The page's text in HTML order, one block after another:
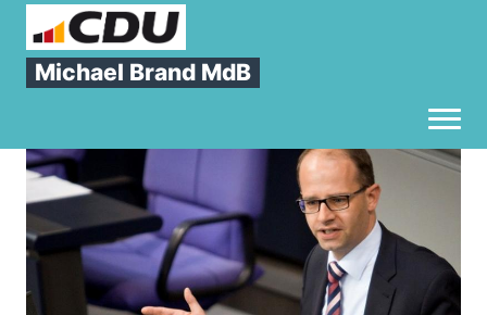
Michael Brand MdB
Sie sind hier
» Was mich bewegt
Wasmichbewegt